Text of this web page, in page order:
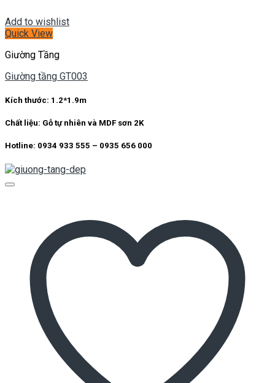
Add to wishlist
Quick View
Giường Tầng
Giường tầng GT004
Kích thước: 1.2*1.9m
Gỗ tự nhiên và MDF sơn 2K
Hotline: 0934 933 555 – 0935 656 000